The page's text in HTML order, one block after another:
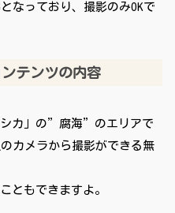
なっており、撮影のみOKで
テンツの内容
シカ」の”腐海”のエリアで
カメラから撮影ができる無
ともできますよ。